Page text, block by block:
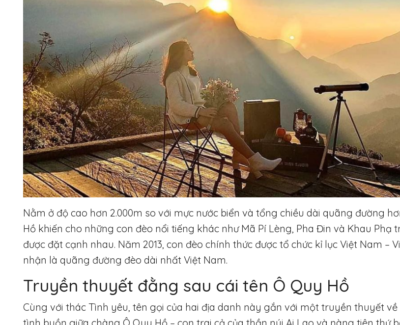
Nằm ở độ cao hơn 2.000m so với mực nước biển và tổng chiều dài quãng đường
Hồ khiến cho những con đèo nổi tiếng khác như Mã Pí Lèng, Pha Đin và Khau Phạ
được đặt cạnh nhau. Năm 2013, con đèo chính thức được tổ chức kỉ lục Việt Nam –
nhận là quãng đường đèo dài nhất Việt Nam.
Truyền thuyết đằng sau cái tên Ô Quy Hồ
Cùng với thác Tình yêu, tên gọi của hai địa danh này gắn với một truyền thuyết